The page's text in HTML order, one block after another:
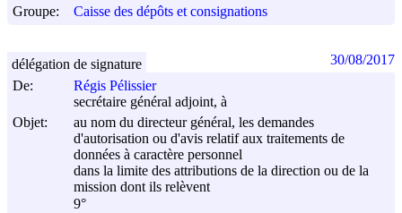
Groupe:
Caisse des dépôts et consignations
De:
Régis Pélissier
secrétaire général adjoint, à
Objet:
au nom du directeur général, les demandes
d'autorisation ou d'avis relatif aux traitements de
données à caractère personnel
dans la limite des attributions de la direction ou de la
mission dont ils relèvent
9°
délégation de signature 30/08/2017